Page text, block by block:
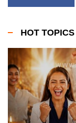
HOT TOPICS